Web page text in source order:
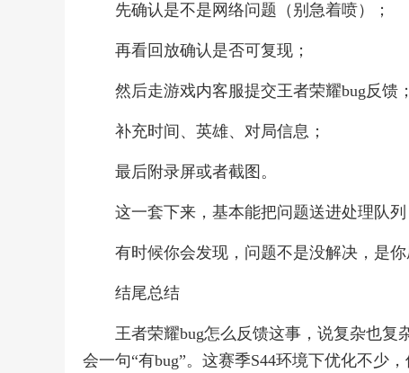
先确认是不是网络问题（别急着喷）；
再看回放确认是否可复现；
然后走游戏内客服提交王者荣耀bug反馈；
补充时间、英雄、对局信息；
最后附录屏或者截图。
这一套下来，基本能把问题送进处理队列
有时候你会发现，问题不是没解决，是你
结尾总结
王者荣耀bug怎么反馈这事，说复杂也复
会一句“有bug”。这赛季S44环境下优化不少